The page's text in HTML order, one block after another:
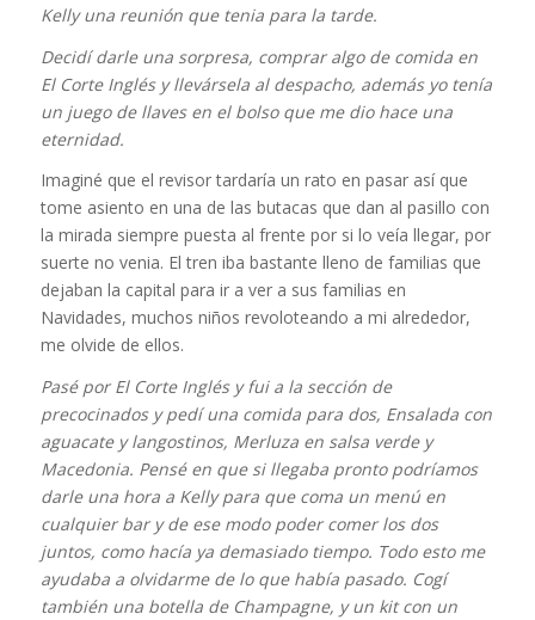
Kelly una reunión que tenia para la tarde.
Decidí darle una sorpresa, comprar algo de comida en
El Corte Inglés y llevársela al despacho, además yo tenía
un juego de llaves en el bolso que me dio hace una
eternidad.
Imaginé que el revisor tardaría un rato en pasar así que
tome asiento en una de las butacas que dan al pasillo con
la mirada siempre puesta al frente por si lo veía llegar, por
suerte no venia. El tren iba bastante lleno de familias que
dejaban la capital para ir a ver a sus familias en
Navidades, muchos niños revoloteando a mi alrededor,
me olvide de ellos.
Pasé por El Corte Inglés y fui a la sección de
precocinados y pedí una comida para dos, Ensalada con
aguacate y langostinos, Merluza en salsa verde y
Macedonia. Pensé en que si llegaba pronto podríamos
darle una hora a Kelly para que coma un menú en
cualquier bar y de ese modo poder comer los dos
juntos, como hacía ya demasiado tiempo. Todo esto me
ayudaba a olvidarme de lo que había pasado. Cogí
también una botella de Champagne, y un kit con un